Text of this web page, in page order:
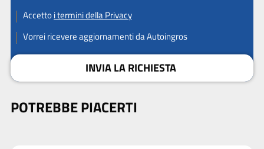
Accettoi termini della Privacy
Vorrei ricevere aggiornamenti da Autoingros
INVIA LA RICHIESTA
POTREBBE PIACERTI